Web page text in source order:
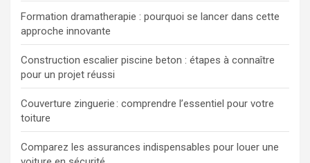
Formation dramatherapie : pourquoi se lancer dans cette
approche innovante
Construction escalier piscine beton : étapes à connaître
pour un projet réussi
Couverture zinguerie : comprendre l’essentiel pour votre
toiture
Comparez les assurances indispensables pour louer une